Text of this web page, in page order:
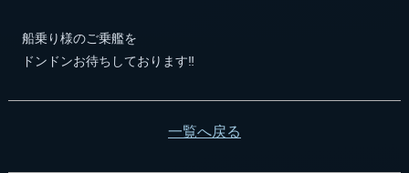
船乗り様のご乗艦を
ドンドンお待ちしております‼️
一覧へ戻る